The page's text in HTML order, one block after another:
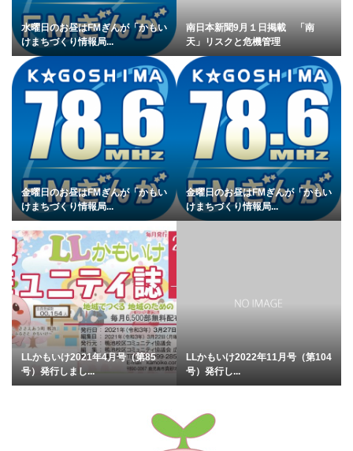
水曜日のお昼はFMぎんが「かもい
けまちづくり情報局...
南日本新聞9月１日掲載 「南
天」リスクと危機管理
金曜日のお昼はFMぎんが「かもい
けまちづくり情報局...
金曜日のお昼はFMぎんが「かもい
けまちづくり情報局...
LLかもいけ2021年4月号（第85
号）発行しまし...
LLかもいけ2022年11月号（第104
号）発行し...